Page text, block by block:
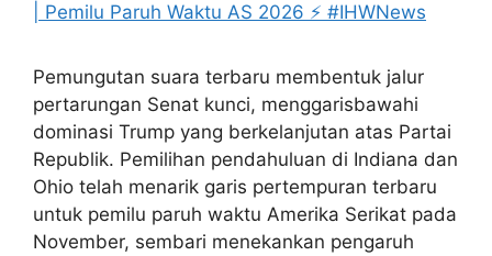
Pemungutan suara terbaru membentuk jalur
pertarungan Senat kunci, menggarisbawahi
dominasi Trump yang berkelanjutan atas Partai
Republik. Pemilihan pendahuluan di Indiana dan
Ohio telah menarik garis pertempuran terbaru
untuk pemilu paruh waktu Amerika Serikat pada
November, sembari menekankan pengaruh